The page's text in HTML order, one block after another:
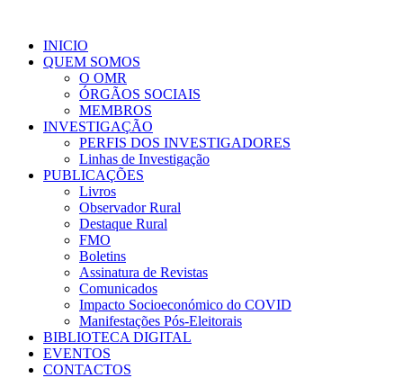
INICIO
QUEM SOMOS
O OMR
ÓRGÃOS SOCIAIS
MEMBROS
INVESTIGAÇÃO
PERFIS DOS INVESTIGADORES
Linhas de Investigação
PUBLICAÇÕES
Livros
Observador Rural
Destaque Rural
FMO
Boletins
Assinatura de Revistas
Comunicados
Impacto Socioeconómico do COVID
Manifestações Pós-Eleitorais
BIBLIOTECA DIGITAL
EVENTOS
CONTACTOS